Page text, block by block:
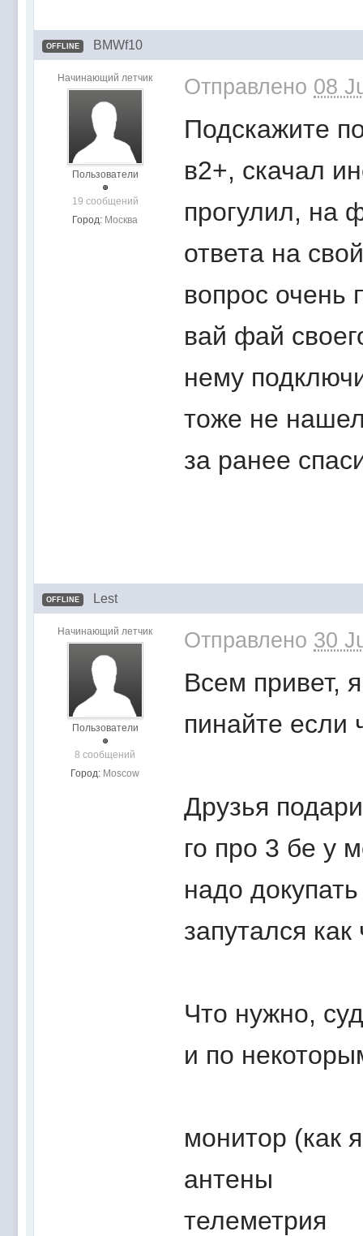
OFFLINE BMWf10
Начинающий летчик
Пользователи
19 сообщений
Город: Москва
Отправлено 08
Подскажите
в2+, скачал
прогулил, на
ответа на
вопрос очень
вай фай
нему
тоже не
за ранее
OFFLINE Lest
Начинающий летчик
Пользователи
8 сообщений
Город: Moscow
Отправлено 30
Всем привет,
пинайте если
Друзья
го про 3 бе у
надо
запутался
Что нужно,
и по
монитор (как
антены
телеметрия